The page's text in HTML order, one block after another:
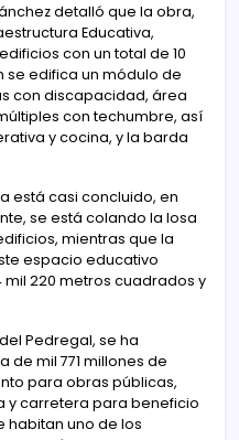
detalló que la obra,
Educativa,
con un total de 10
se edifica un módulo de
con discapacidad, área
con techumbre, así
y cocina, y la barda
está casi concluido, en
se está colando la losa
mientras que la
espacio educativo
220 metros cuadrados y
Pedregal, se ha
de mil 771 millones de
para obras públicas,
y carretera para beneficio
habitan uno de los